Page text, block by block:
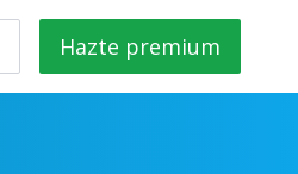
Hazte premium